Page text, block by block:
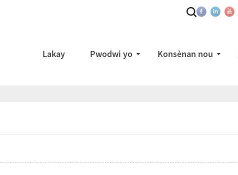
Lakay Pwodwi yo Konsènan nou